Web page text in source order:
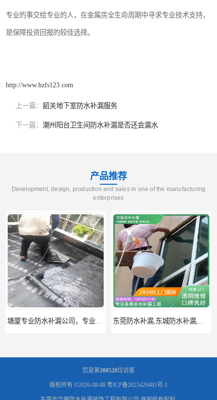
专业的事交给专业的人，在金属房全生命周期中寻求专业技术支持，
是保障投资回报的较佳选择。
http://www.hzfs123.com
上一篇： 韶关地下室防水补漏服务
下一篇： 潮州阳台卫生间防水补漏是否还会漏水
产品推荐
Development, design, production and sales in one of the manufacturing
enterprises
东莞防水补漏,东城防水补漏,东城房屋漏水补漏公司
您是第208528位访客
版权所有 ©2026-08-08 粤ICP备2025429481号-1